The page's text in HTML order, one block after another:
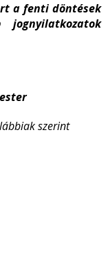
a fenti döntések
jognyilatkozatok
szerint